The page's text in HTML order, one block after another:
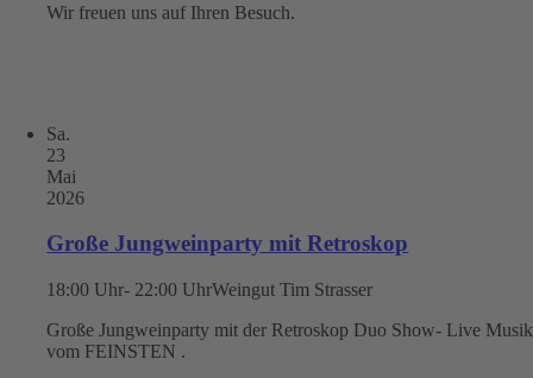
Wir freuen uns auf Ihren Besuch.
Sa.
23
Mai
2026
Große Jungweinparty mit Retroskop
18:00 Uhr- 22:00 UhrWeingut Tim Strasser
Große Jungweinparty mit der Retroskop Duo Show- Live Musik
vom FEINSTEN .